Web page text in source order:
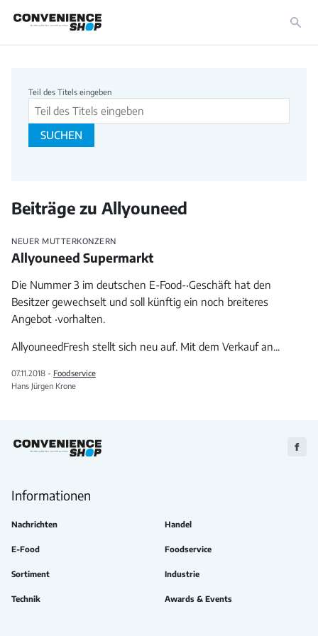
Beitragssuche
Teil des Titels eingeben
SUCHEN
Beiträge zu Allyouneed
NEUER MUTTERKONZERN
Allyouneed Supermarkt
Die Nummer 3 im deutschen E-Food-‧Geschäft hat den
Besitzer gewechselt und soll künftig ein noch breiteres
Angebot ‧vorhalten.
AllyouneedFresh stellt sich neu auf. Mit dem Verkauf an...
07.11.2018 - Foodservice
Hans Jürgen Krone
Zu
Informationen
Nachrichten Handel
E-Food Foodservice
Sortiment Industrie
Technik Awards & Events